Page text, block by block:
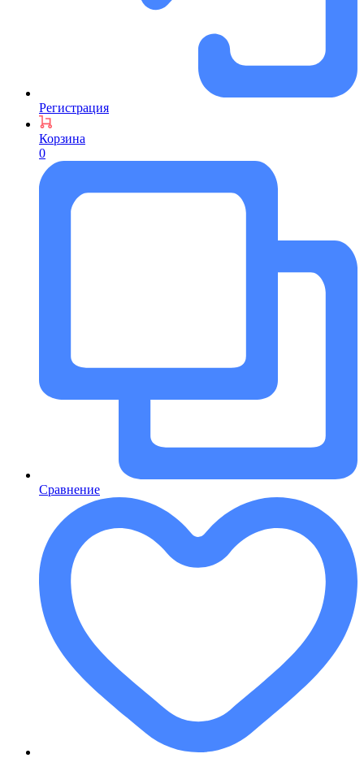
Регистрация
Корзина
0
Сравнение